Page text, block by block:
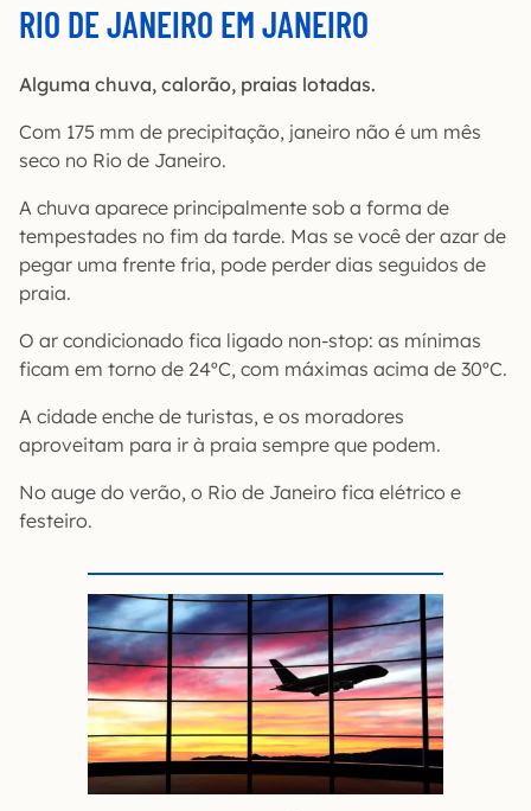
RIO DE JANEIRO EM JANEIRO
Alguma chuva, calorão, praias lotadas.
Com 175 mm de precipitação, janeiro não é um mês
seco no Rio de Janeiro.
A chuva aparece principalmente sob a forma de
tempestades no fim da tarde. Mas se você der azar de
pegar uma frente fria, pode perder dias seguidos de
praia.
O ar condicionado fica ligado non-stop: as mínimas
ficam em torno de 24ºC, com máximas acima de 30ºC.
A cidade enche de turistas, e os moradores
aproveitam para ir à praia sempre que podem.
No auge do verão, o Rio de Janeiro fica elétrico e
festeiro.